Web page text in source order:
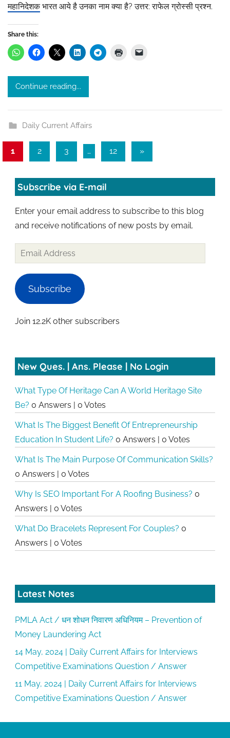
h
h
a
महानिदेशकभारत आये है उनका नाम क्या है? उत्तर: राफेल ग्रोस्सी प्रश्न.
Share this:
Continue reading...
Daily Current Affairs
Posts
1 2 3 … 12
Next
»
Subscribe via E-mail
Enter your email address to subscribe to this blog
and receive notifications of new posts by email.
Email
Address
Subscribe
Join 12.2K other subscribers
New Ques. | Ans. Please | No Login
What Type Of Heritage Can A World Heritage Site
Be? 0 Answers 0 Votes
What Is The Biggest Benefit Of Entrepreneurship
Education In Student Life? 0 Answers 0 Votes
What Is The Main Purpose Of Communication Skills?
0 Answers
0 Votes
Why Is SEO Important For A Roofing Business? 0
Answers
0 Votes
What Do Bracelets Represent For Couples? 0
Answers
0 Votes
Latest Notes
PMLA Act / धन शोधन निवारण अधिनियम – Prevention of
Money Laundering Act
14 May, 2024 | Daily Current Affairs for Interviews
Competitive Examinations Question / Answer
11 May, 2024 | Daily Current Affairs for Interviews
Competitive Examinations Question / Answer